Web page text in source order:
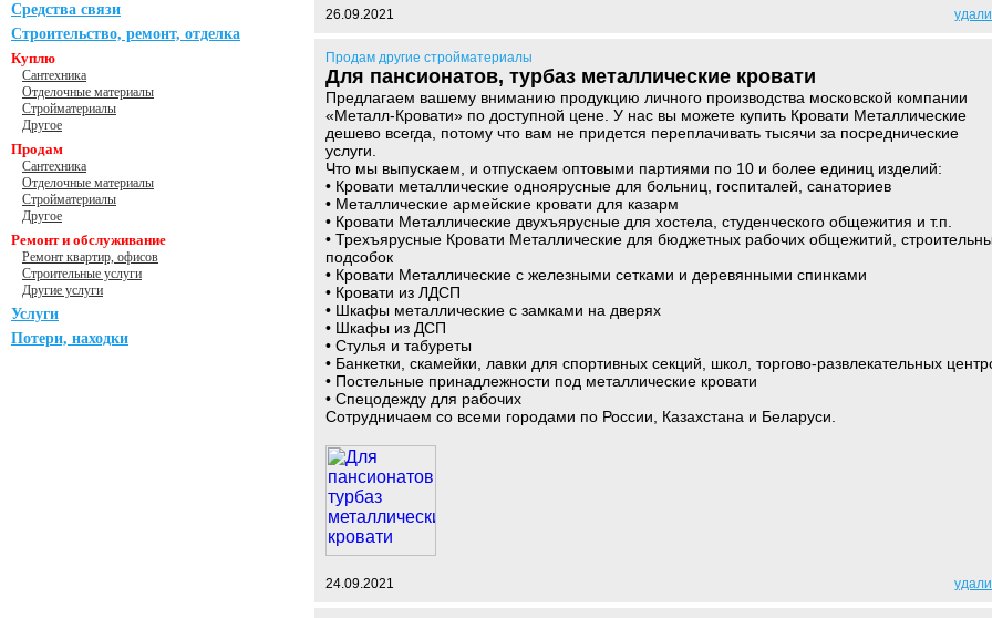
Средства связи
Строительство, ремонт, отделка
Куплю
Сантехника
Отделочные материалы
Стройматериалы
Другое
Продам
Сантехника
Отделочные материалы
Стройматериалы
Другое
Ремонт и обслуживание
Ремонт квартир, офисов
Строительные услуги
Другие услуги
Услуги
Потери, находки
26.09.2021
Продам другие стройматериалы
Для пансионатов, турбаз металлические кровати
Предлагаем вашему вниманию продукцию личного производства московской компании
«Металл-Кровати» по доступной цене. У нас вы можете купить Кровати Металлические
дешево всегда, потому что вам не придется переплачивать тысячи за посреднические
услуги.
Что мы выпускаем, и отпускаем оптовыми партиями по 10 и более единиц изделий:
• Кровати металлические одноярусные для больниц, госпиталей, санаториев
• Металлические армейские кровати для казарм
• Кровати Металлические двухъярусные для хостела, студенческого общежития и т.п.
• Трехъярусные Кровати Металлические для бюджетных рабочих общежитий,
подсобок
• Кровати Металлические с железными сетками и деревянными спинками
• Кровати из ЛДСП
• Шкафы металлические с замками на дверях
• Шкафы из ДСП
• Стулья и табуреты
• Банкетки, скамейки, лавки для спортивных секций, школ, торгово-развлекательных
• Постельные принадлежности под металлические кровати
• Спецодежду для рабочих
Сотрудничаем со всеми городами по России, Казахстана и Беларуси.
24.09.2021